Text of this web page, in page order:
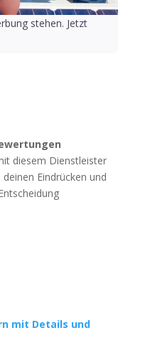
stehen. Jetzt
diesem Dienstleister
Eindrücken und
mit Details und